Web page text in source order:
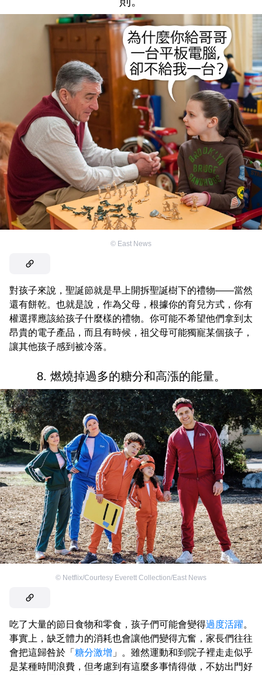
© East News
對孩子來說，聖誕節就是早上開拆聖誕樹下的禮物——當然
還有餅乾。也就是說，作為父母，根據你的育兒方式，你有
權選擇應該給孩子什麼樣的禮物。你可能不希望他們拿到太
昂貴的電子產品，而且有時候，祖父母可能獨寵某個孩子，
讓其他孩子感到被冷落。
8. 燃燒掉過多的糖分和高漲的能量。
© Netflix/Courtesy Everett Collection/East News
吃了大量的節日食物和零食，孩子們可能會變得過度活躍。
事實上，缺乏體力的消耗也會讓他們變得亢奮，家長們往往
會把這歸咎於「 糖分激增 」。雖然運動和到院子裡走走似乎
是某種時間浪費，但考慮到有這麼多事情得做，不妨出門好